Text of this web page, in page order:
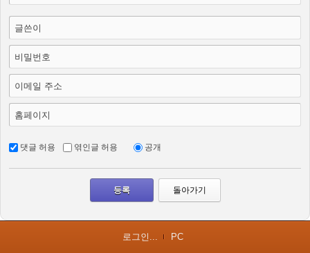
글쓴이
비밀번호
이메일 주소
홈페이지
댓글 허용 엮인글 허용 공개
돌아가기
로그인... PC